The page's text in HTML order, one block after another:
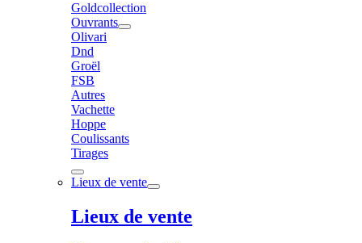
Goldcollection
Ouvrants
Olivari
Dnd
Groël
FSB
Autres
Vachette
Hoppe
Coulissants
Tirages
Lieux de vente
Lieux de vente